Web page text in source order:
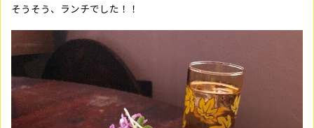
そうそう、ランチでした！！